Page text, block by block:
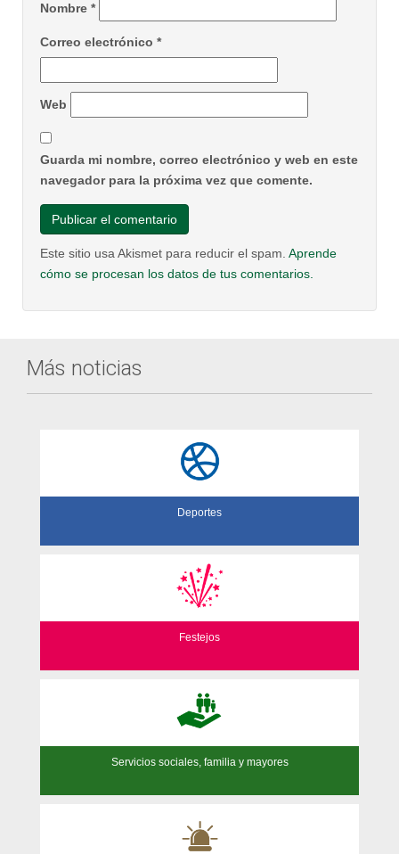
Nombre *
Correo electrónico *
Web
Guarda mi nombre, correo electrónico y web en este
navegador para la próxima vez que comente.
Este sitio usa Akismet para reducir el spam. Aprende
cómo se procesan los datos de tus comentarios.
Más noticias
Deportes
Festejos
Servicios sociales, familia y mayores